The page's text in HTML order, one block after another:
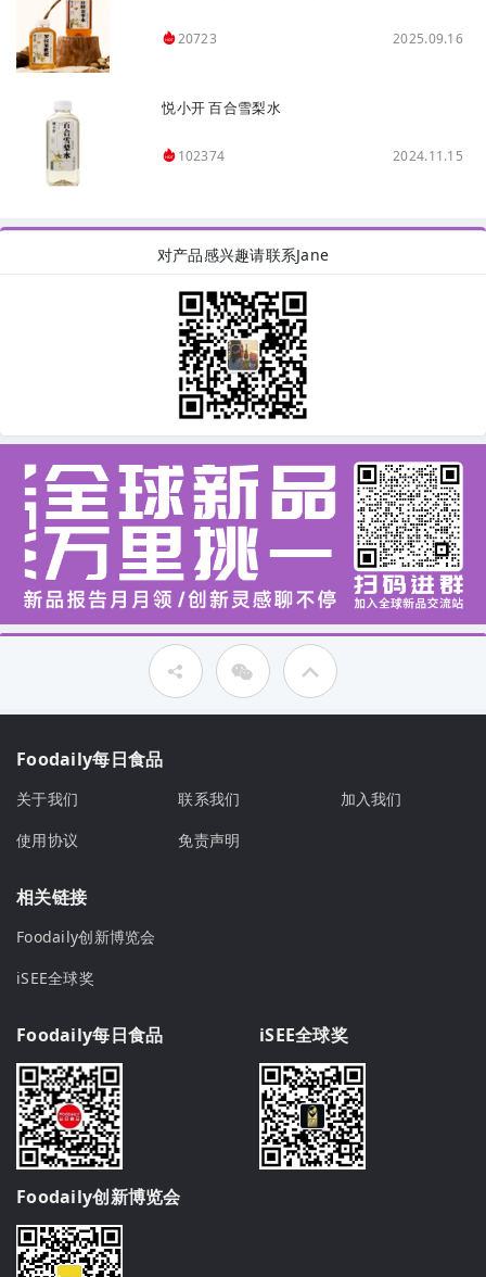
20723 2025.09.16
悦小开 百合雪梨水
102374 2024.11.15
对产品感兴趣请联系Jane
Foodaily每日食品
关于我们 联系我们
加入我们
使用协议
免责声明
相关链接
Foodaily创新博览会
iSEE全球奖
Foodaily每日食品 iSEE全球奖
Foodaily创新博览会